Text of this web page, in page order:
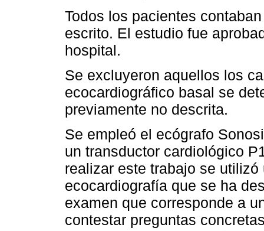
Todos los pacientes
escrito. El estudio fue
hospital.
Se excluyeron aquellos los
ecocardiográfico basal se
previamente no descrita.
Se empleó el ecógrafo
un transductor cardiológico
realizar este trabajo se
ecocardiografía que se ha
examen que corresponde a
contestar preguntas